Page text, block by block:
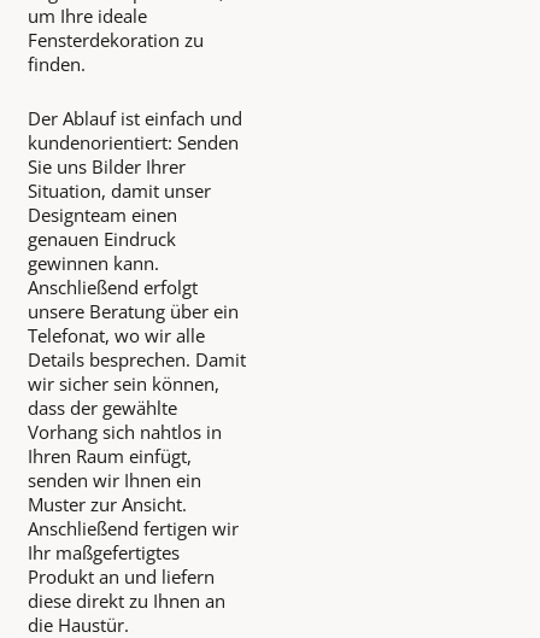
um Ihre ideale
Fensterdekoration zu
finden.
Der Ablauf ist einfach und
kundenorientiert: Senden
Sie uns Bilder Ihrer
Situation, damit unser
Designteam einen
genauen Eindruck
gewinnen kann.
Anschließend erfolgt
unsere Beratung über ein
Telefonat, wo wir alle
Details besprechen. Damit
wir sicher sein können,
dass der gewählte
Vorhang sich nahtlos in
Ihren Raum einfügt,
senden wir Ihnen ein
Muster zur Ansicht.
Anschließend fertigen wir
Ihr maßgefertigtes
Produkt an und liefern
diese direkt zu Ihnen an
die Haustür.